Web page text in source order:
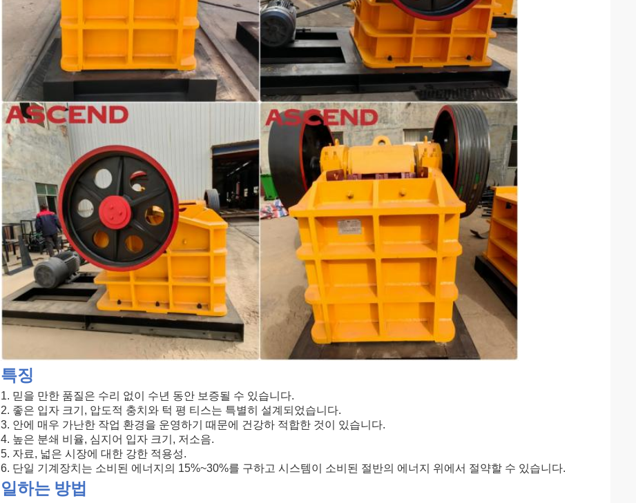
특징
1. 믿을 만한 품질은 수리 없이 수년 동안 보증될 수 있습니다.
2. 좋은 입자 크기, 압도적 충치와 턱 평 티스는 특별히 설계되었습니다.
3. 안에 매우 가난한 작업 환경을 운영하기 때문에 건강하 적합한 것이 있습니다.
4. 높은 분쇄 비율, 심지어 입자 크기, 저소음.
5. 자료, 넓은 시장에 대한 강한 적용성.
6. 단일 기계장치는 소비된 에너지의 15%~30%를 구하고 시스템이 소비된 절반의 에너지 위에서 절약할 수 있습니다.
일하는 방법